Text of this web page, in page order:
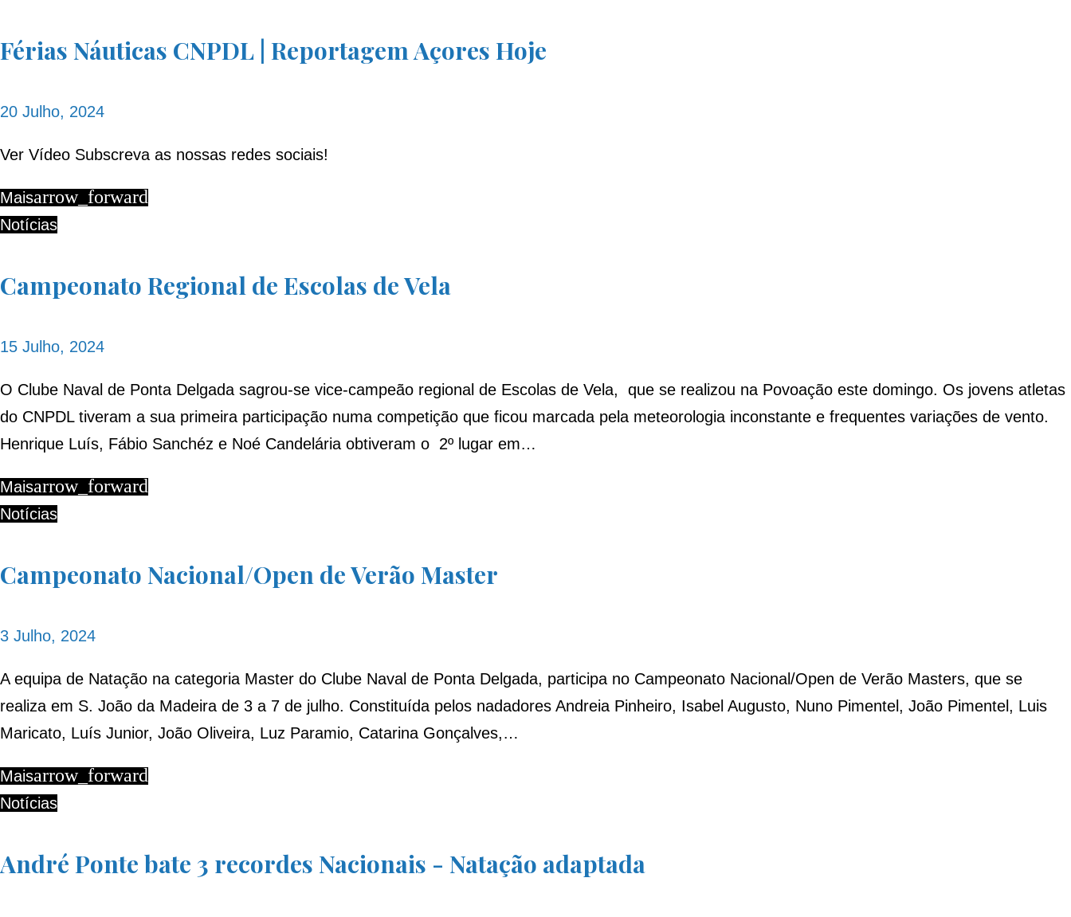
Férias Náuticas CNPDL | Reportagem Açores Hoje
20 Julho, 2024
Ver Vídeo Subscreva as nossas redes sociais!
Maisarrow_forward
Notícias
Campeonato Regional de Escolas de Vela
15 Julho, 2024
O Clube Naval de Ponta Delgada sagrou-se vice-campeão regional de Escolas de Vela, que se realizou na Povoação este domingo. Os jovens atletas
do CNPDL tiveram a sua primeira participação numa competição que ficou marcada pela meteorologia inconstante e frequentes variações de vento.
Henrique Luís, Fábio Sanchéz e Noé Candelária obtiveram o 2º lugar em…
Maisarrow_forward
Notícias
Campeonato Nacional/Open de Verão Master
3 Julho, 2024
A equipa de Natação na categoria Master do Clube Naval de Ponta Delgada, participa no Campeonato Nacional/Open de Verão Masters, que se
realiza em S. João da Madeira de 3 a 7 de julho. Constituída pelos nadadores Andreia Pinheiro, Isabel Augusto, Nuno Pimentel, João Pimentel, Luis
Maricato, Luís Junior, João Oliveira, Luz Paramio, Catarina Gonçalves,…
Maisarrow_forward
Notícias
André Ponte bate 3 recordes Nacionais - Natação adaptada